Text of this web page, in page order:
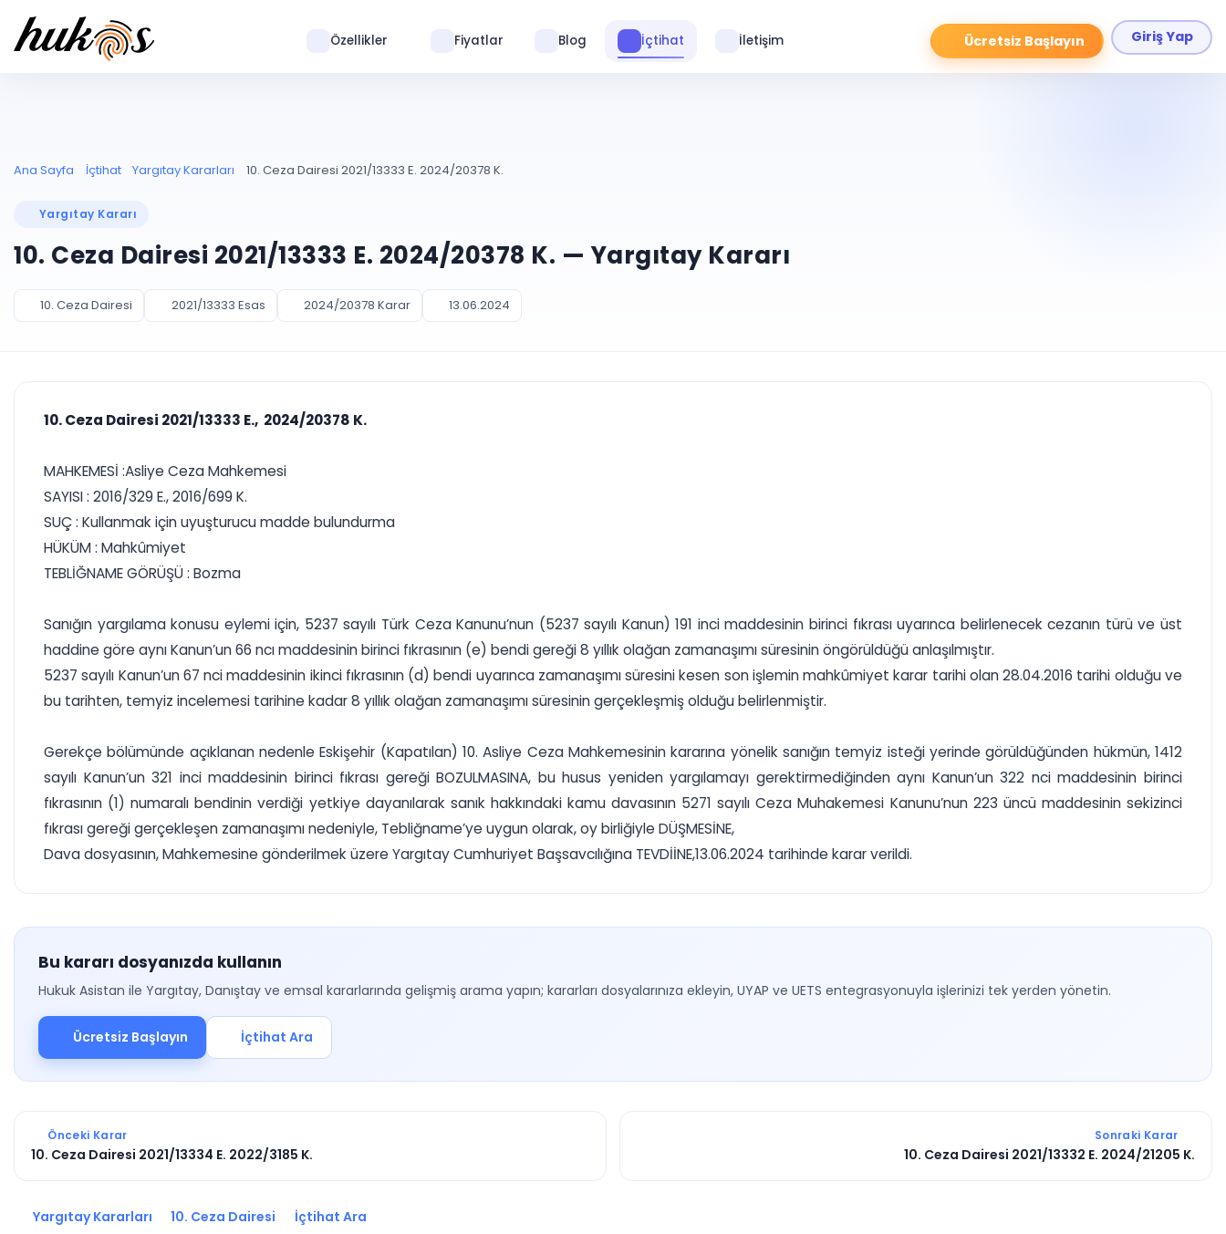
Ücretsiz Başlayın Giriş Yap
Özellikler Fiyatlar Blog İçtihat İletişim
Ana Sayfa İçtihat Yargıtay Kararları 10. Ceza Dairesi 2021/13333 E. 2024/20378 K.
Yargıtay Kararı
10. Ceza Dairesi 2021/13333 E. 2024/20378 K. — Yargıtay Kararı
10. Ceza Dairesi 2021/13333 Esas 2024/20378 Karar 13.06.2024
10. Ceza Dairesi 2021/13333 E., 2024/20378 K.
MAHKEMESİ :Asliye Ceza Mahkemesi
SAYISI : 2016/329 E., 2016/699 K.
SUÇ : Kullanmak için uyuşturucu madde bulundurma
HÜKÜM : Mahkûmiyet
TEBLİĞNAME GÖRÜŞÜ : Bozma
Sanığın yargılama konusu eylemi için, 5237 sayılı Türk Ceza Kanunu’nun (5237 sayılı Kanun) 191 inci maddesinin birinci fıkrası uyarınca belirlenecek cezanın türü ve üst
haddine göre aynı Kanun’un 66 ncı maddesinin birinci fıkrasının (e) bendi gereği 8 yıllık olağan zamanaşımı süresinin öngörüldüğü anlaşılmıştır.
5237 sayılı Kanun’un 67 nci maddesinin ikinci fıkrasının (d) bendi uyarınca zamanaşımı süresini kesen son işlemin mahkûmiyet karar tarihi olan 28.04.2016 tarihi olduğu ve
bu tarihten, temyiz incelemesi tarihine kadar 8 yıllık olağan zamanaşımı süresinin gerçekleşmiş olduğu belirlenmiştir.
Gerekçe bölümünde açıklanan nedenle Eskişehir (Kapatılan) 10. Asliye Ceza Mahkemesinin kararına yönelik sanığın temyiz isteği yerinde görüldüğünden hükmün, 1412
sayılı Kanun’un 321 inci maddesinin birinci fıkrası gereği BOZULMASINA, bu husus yeniden yargılamayı gerektirmediğinden aynı Kanun’un 322 nci maddesinin birinci
fıkrasının (1) numaralı bendinin verdiği yetkiye dayanılarak sanık hakkındaki kamu davasının 5271 sayılı Ceza Muhakemesi Kanunu’nun 223 üncü maddesinin sekizinci
fıkrası gereği gerçekleşen zamanaşımı nedeniyle, Tebliğname’ye uygun olarak, oy birliğiyle DÜŞMESİNE,
Dava dosyasının, Mahkemesine gönderilmek üzere Yargıtay Cumhuriyet Başsavcılığına TEVDİİNE,13.06.2024 tarihinde karar verildi.
Bu kararı dosyanızda kullanın
Hukuk Asistan ile Yargıtay, Danıştay ve emsal kararlarında gelişmiş arama yapın; kararları dosyalarınıza ekleyin, UYAP ve UETS entegrasyonuyla işlerinizi tek yerden yönetin.
Ücretsiz Başlayın İçtihat Ara
Önceki Karar
10. Ceza Dairesi 2021/13334 E. 2022/3185 K.
Sonraki Karar
10. Ceza Dairesi 2021/13332 E. 2024/21205 K.
Yargıtay Kararları 10. Ceza Dairesi İçtihat Ara